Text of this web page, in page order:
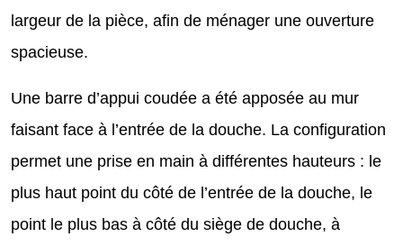
largeur de la pièce, afin de ménager une ouverture
spacieuse.
Une barre d’appui coudée a été apposée au mur
faisant face à l’entrée de la douche. La configuration
permet une prise en main à différentes hauteurs : le
plus haut point du côté de l’entrée de la douche, le
point le plus bas à côté du siège de douche, à